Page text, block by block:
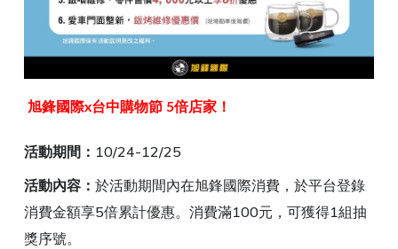
旭鋒國際x台中購物節 5倍店家！
活動期間： 10/24-12/25
活動內容： 於活動期間內在旭鋒國際消費，於平台登錄
消費金額享5倍累計優惠。消費滿100元，可獲得1組抽
獎序號。